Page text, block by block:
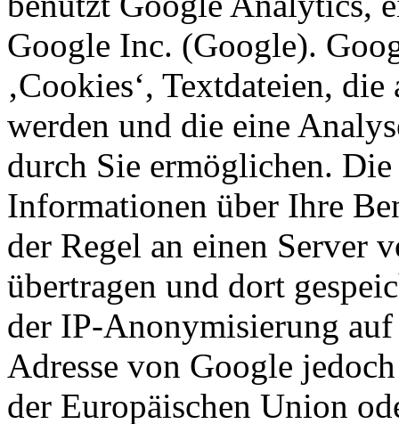
Google Inc. (Google).
‚Cookies‘, Textdateien,
werden und die eine
durch Sie ermöglichen.
Informationen über Ihre
der Regel an einen Server
übertragen und dort
der IP-Anonymisierung
Adresse von Google
der Europäischen Union